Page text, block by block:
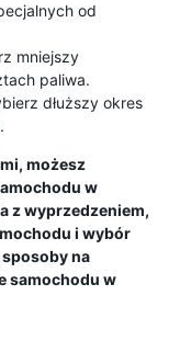
od
mniejszy
paliwa.
dłuższy okres
możesz
w
z wyprzedzeniem,
i wybór
na
samochodu w